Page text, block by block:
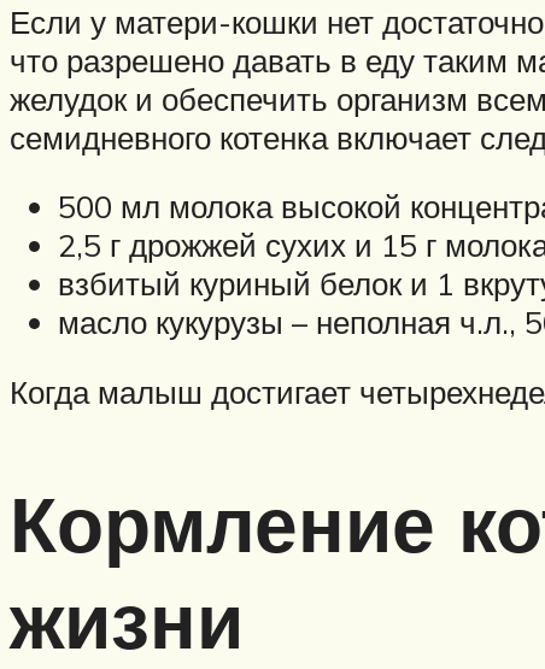
Если у матери-кошки нет
что разрешено давать в еду таким
желудок и обеспечить организм
семидневного котенка включает
500 мл молока высокой
2,5 г дрожжей сухих и 15 г
взбитый куриный белок и 1
масло кукурузы – неполная ч.л.,
Когда малыш достигает
Кормление
жизни